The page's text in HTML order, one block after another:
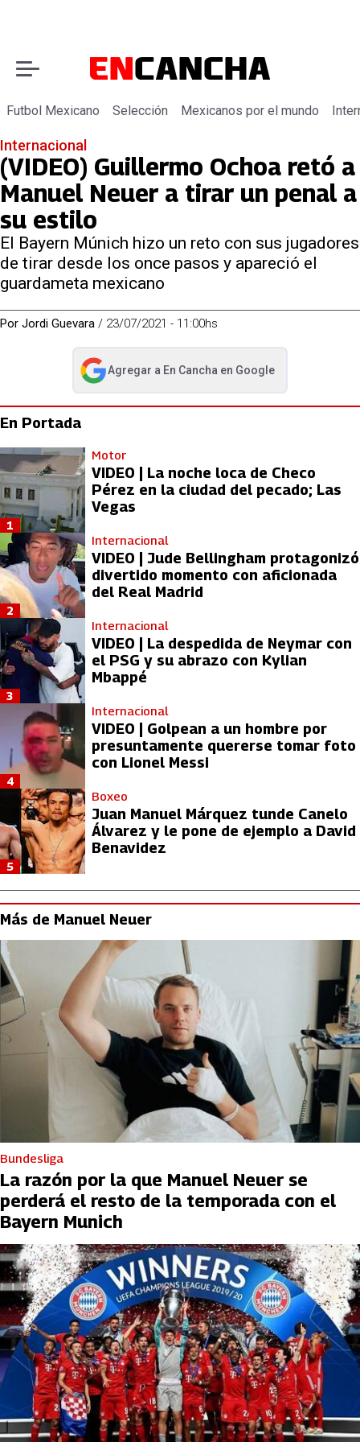
Futbol Mexicano Selección Mexicanos por el mundo
Internacional
(VIDEO) Guillermo Ochoa retó a
Manuel Neuer a tirar un penal a
su estilo
El Bayern Múnich hizo un reto con sus jugadores
de tirar desde los once pasos y apareció el
guardameta mexicano
Por Jordi Guevara / 23/07/2021 - 11:00hs
Agregar a En Cancha en Google
abre en nueva pestaña
En Portada
Motor
VIDEO | La noche loca de Checo
Pérez en la ciudad del pecado; Las
Vegas
1
Internacional
VIDEO | Jude Bellingham protagonizó
divertido momento con aficionada
del Real Madrid
2
Internacional
VIDEO | La despedida de Neymar con
el PSG y su abrazo con Kylian
Mbappé
3
Internacional
VIDEO | Golpean a un hombre por
presuntamente quererse tomar foto
con Lionel Messi
4
Boxeo
Juan Manuel Márquez tunde Canelo
Álvarez y le pone de ejemplo a David
Benavidez
5
Más de Manuel Neuer
Bundesliga
La razón por la que Manuel Neuer se
perderá el resto de la temporada con el
Bayern Munich